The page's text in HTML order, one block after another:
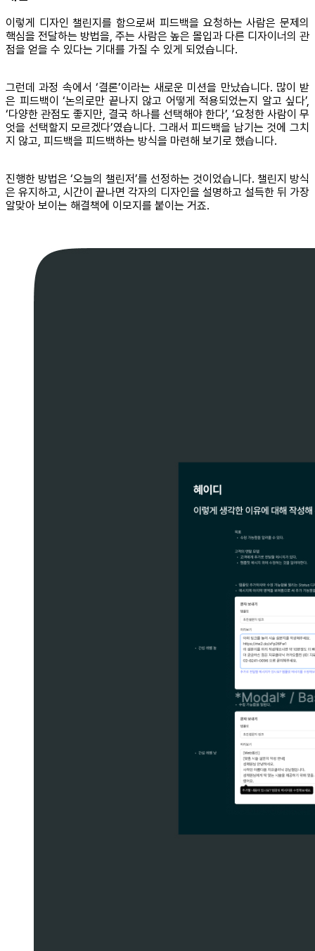
이렇게 디자인 챌린지를 함으로써 피드백을 요청하는 사람은 문제의
핵심을 전달하는 방법을, 주는 사람은 높은 몰입과 다른 디자이너의 관
점을 얻을 수 있다는 기대를 가질 수 있게 되었습니다.
그런데 과정 속에서 ‘결론’이라는 새로운 미션을 만났습니다. 많이 받
은 피드백이 ‘논의로만 끝나지 않고 어떻게 적용되었는지 알고 싶다’,
‘다양한 관점도 좋지만, 결국 하나를 선택해야 한다’, ‘요청한 사람이 무
엇을 선택할지 모르겠다’였습니다. 그래서 피드백을 남기는 것에 그치
지 않고, 피드백을 피드백하는 방식을 마련해 보기로 했습니다.
진행한 방법은 ‘오늘의 챌린저’를 선정하는 것이었습니다. 챌린지 방식
은 유지하고, 시간이 끝나면 각자의 디자인을 설명하고 설득한 뒤 가장
알맞아 보이는 해결책에 이모지를 붙이는 거죠.